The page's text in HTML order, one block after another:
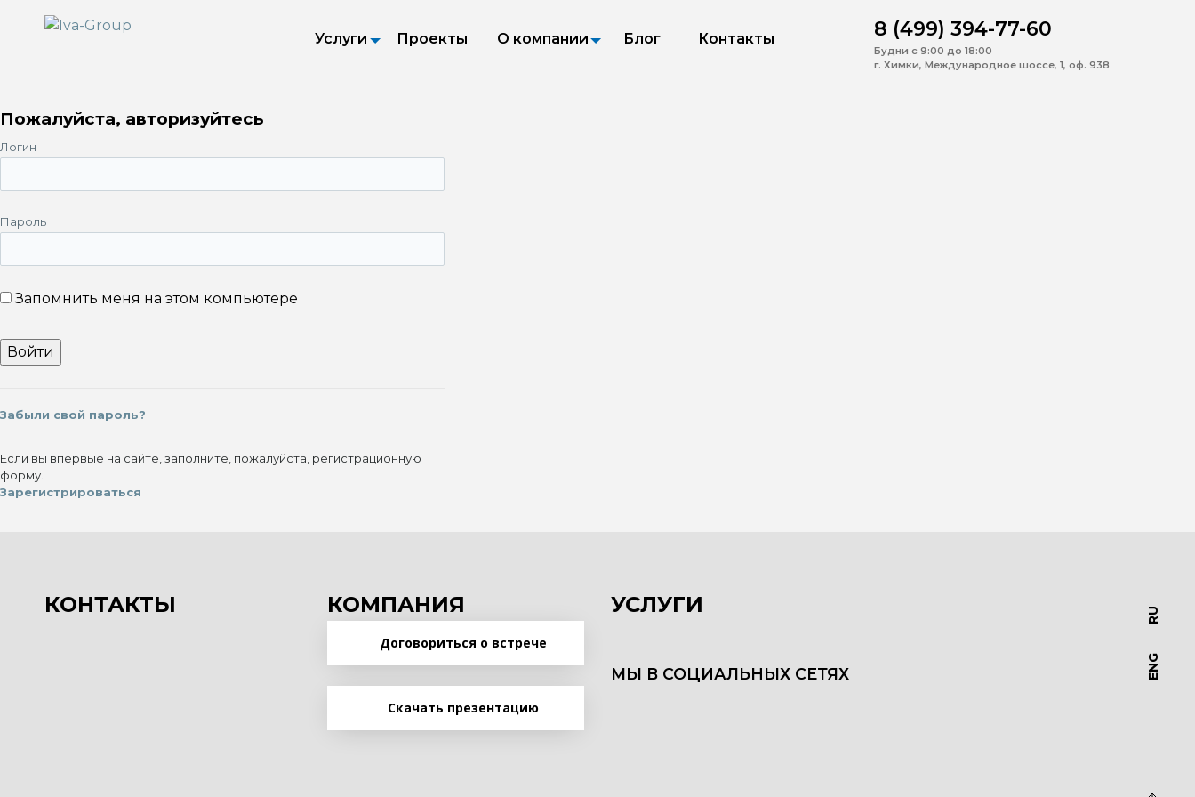
Услуги Проекты О компании Блог Контакты 8 (499) 394-77-60
Будни с 9:00 до 18:00
г. Химки, Международное шоссе, 1, оф. 938
Пожалуйста, авторизуйтесь
Логин
Пароль
Запомнить меня на этом компьютере
Забыли свой пароль?
Если вы впервые на сайте, заполните, пожалуйста, регистрационную
форму.
Зарегистрироваться
КОНТАКТЫ КОМПАНИЯ
Договориться о встрече
Скачать презентацию
УСЛУГИ
МЫ В СОЦИАЛЬНЫХ СЕТЯХ ENG
RU